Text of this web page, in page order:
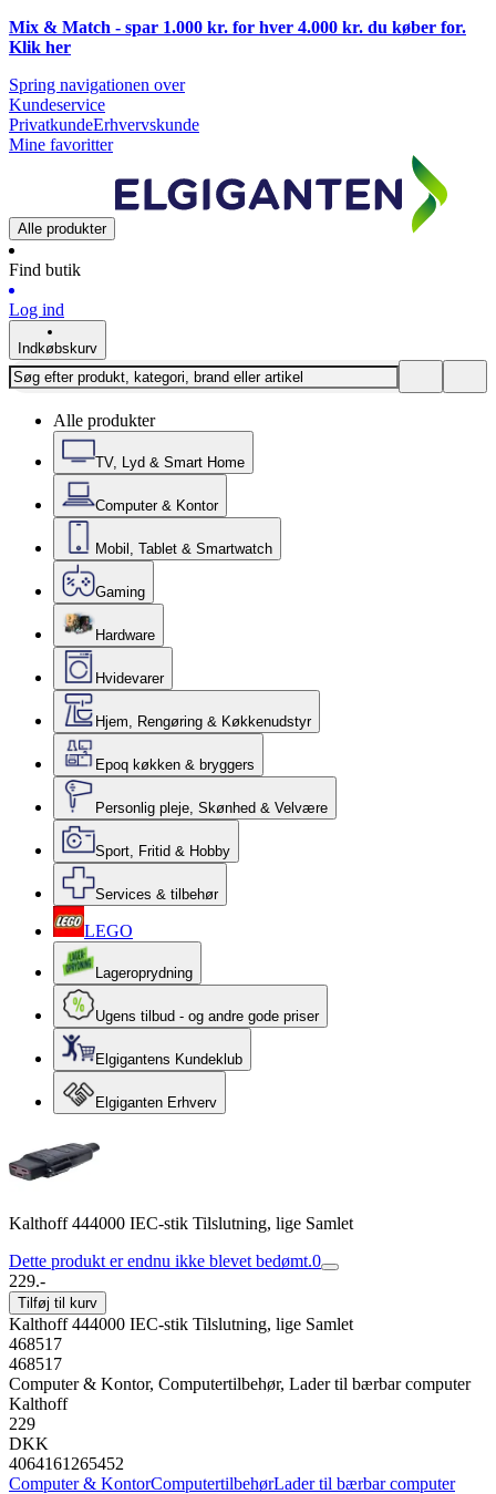
Mix & Match - spar 1.000 kr. for hver 4.000 kr. du køber for.
Klik her
Spring navigationen over
Kundeservice
PrivatkundeErhvervskunde
Mine favoritter
Alle produkter
Find butik
Log ind
Indkøbskurv
Alle produkter
TV, Lyd & Smart Home
Computer & Kontor
Mobil, Tablet & Smartwatch
Gaming
Hardware
Hvidevarer
Hjem, Rengøring & Køkkenudstyr
Epoq køkken & bryggers
Personlig pleje, Skønhed & Velvære
Sport, Fritid & Hobby
Services & tilbehør
LEGO
Lageroprydning
Ugens tilbud - og andre gode priser
Elgigantens Kundeklub
Elgiganten Erhverv
Kalthoff 444000 IEC-stik Tilslutning, lige Samlet
Dette produkt er endnu ikke blevet bedømt.0
229.-
Tilføj til kurv
Kalthoff 444000 IEC-stik Tilslutning, lige Samlet
468517
468517
Computer & Kontor, Computertilbehør, Lader til bærbar computer
Kalthoff
229
DKK
4064161265452
Computer & KontorComputertilbehørLader til bærbar computer